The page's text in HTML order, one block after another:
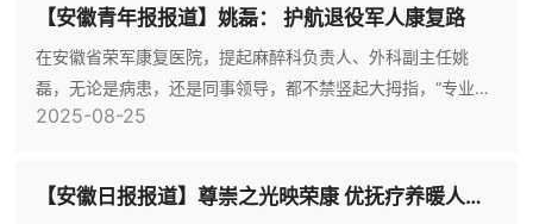
办到了大家心
城市第七届“好医师”姚磊。“医生的手握着患
者的生命与信任，一丝一毫都不能偏差。”
从业16年来，他始终坚守职业道德，精进医
临的困境：患者全
【安徽青年报报道】姚磊： 护航退役军人康复路
在安徽省荣军康复医院，提起麻醉科负责人、外科副主任姚
磊，无论是病患，还是同事领导，都不禁竖起大拇指，“专业，
靠谱，很暖心”。过去的16年，他像一只陀螺，旋转于门诊、病
专业和关爱减轻患者病痛。“我们医院是优抚事业的重要阵地，
承担着大量退役军人等优抚对象和社会患者的医疗康复任务，
2025-08-25
【安徽日报报道】尊崇之光映荣康 优抚疗养暖人心——安徽省荣军康复医院精心组织短期疗养活动